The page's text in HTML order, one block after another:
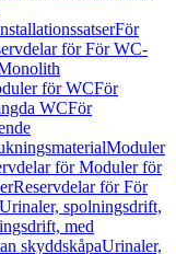
För
för För WC-
för WCFör
WCFör
Moduler
för Moduler för
Reservdelar för För
Urinaler, spolningsdrift,
med
skyddskåpaUrinaler,